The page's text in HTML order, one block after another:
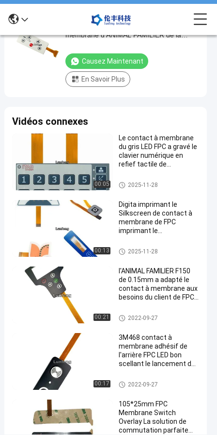
Durée
de
membrane
d'ANIMAL
de
la
lumière
FPC
carte
PCB
LED
longue
2022-
09-27
points
Causez
Maintenant
tactile de
dôme en
métal de
membrane
de FPC
#
commutateur
Durée de vie flexible de contact à
membrane d'ANIMAL FAMILIER de la
Causez Maintenant
En Savoir Plus
Vidéos connexes
00:05
Le contact à membrane
du gris LED FPC a gravé le
clavier numérique en
refief tactile de
Contact à membrane de FPC
2025-11-28
00:13
Digita imprimant le
Silkscreen de contact à
membrane de FPC
imprimant le
numérique d'EBG180
Digital
Contact à membrane de FPC
2025-11-28
00:21
l'ANIMAL FAMILIER F150
de 0.15mm a adapté le
contact à membrane aux
besoins du client de FPC
1.0mm Zif
Contact à membrane de FPC
2022-09-27
00:17
3M468 contact à
membrane adhésif de
l'arrière FPC LED bon
scellant le lancement de
Contact à membrane de FPC
2022-09-27
105*25mm FPC
Membrane Switch
Overlay La solution de
commutation parfaite